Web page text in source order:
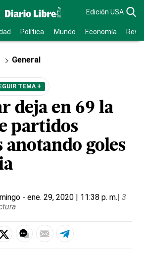
Edición USA
Política Mundo Economía
General
TEMA +
deja en 69 la
partidos
anotando goles
- ene. 29, 2020 | 11:38 p. m.| 3